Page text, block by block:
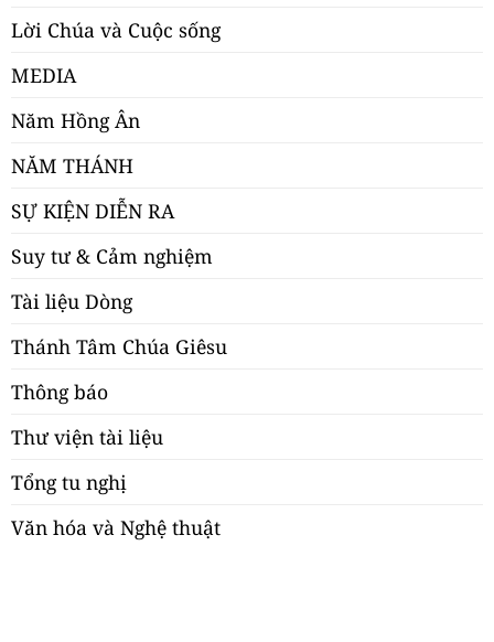
Lời Chúa và Cuộc sống
MEDIA
Năm Hồng Ân
NĂM THÁNH
SỰ KIỆN DIỄN RA
Suy tư & Cảm nghiệm
Tài liệu Dòng
Thánh Tâm Chúa Giêsu
Thông báo
Thư viện tài liệu
Tổng tu nghị
Văn hóa và Nghệ thuật